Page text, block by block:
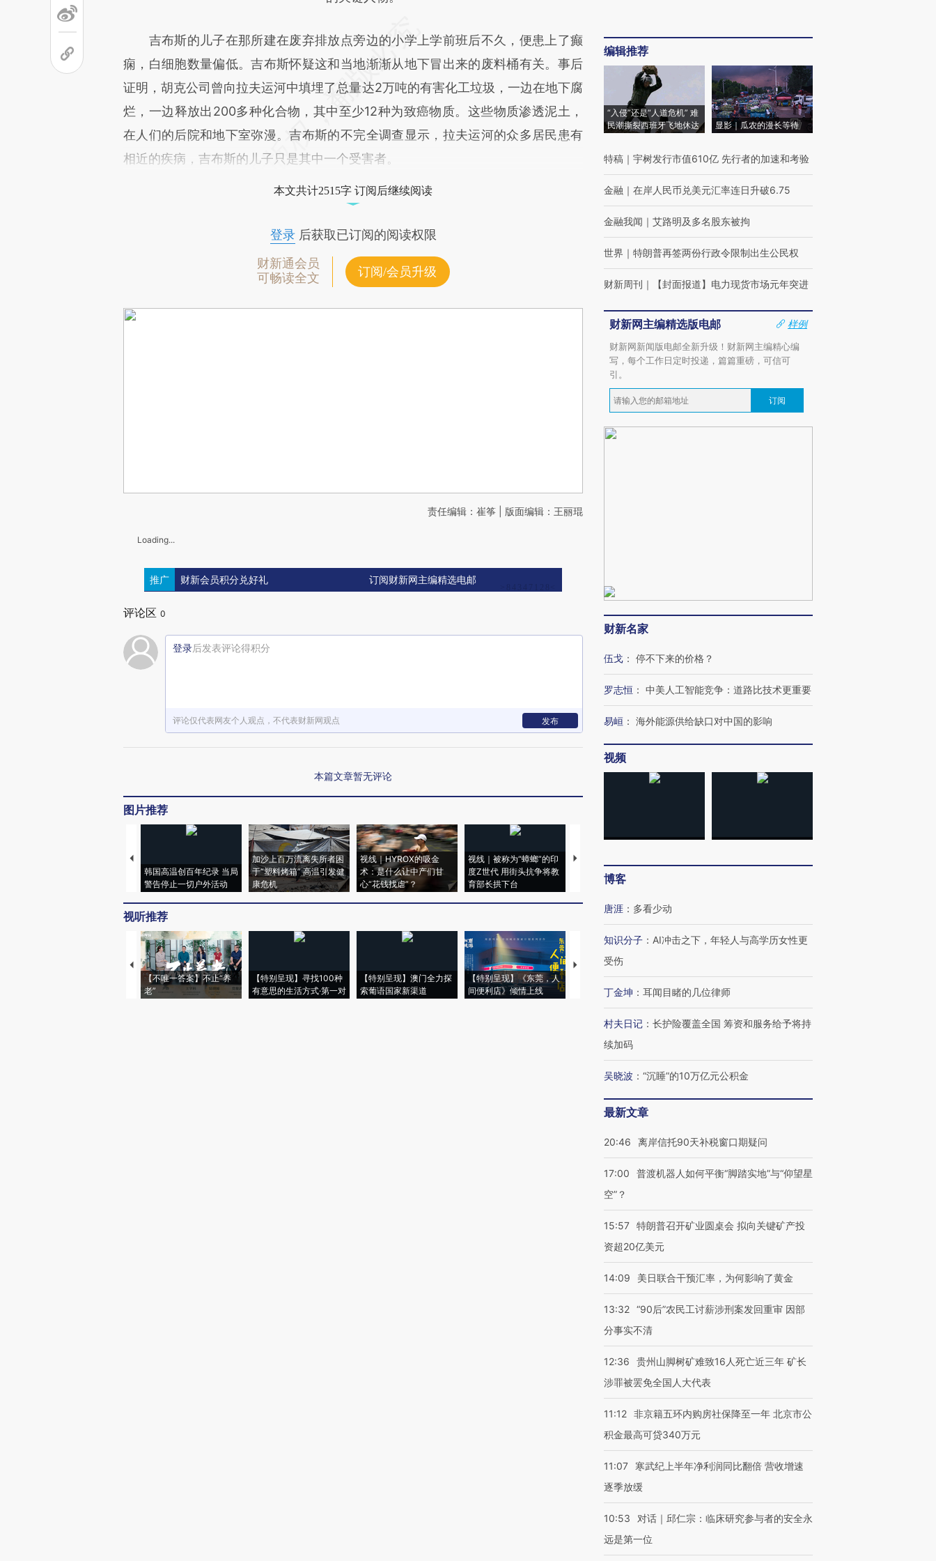
吉布斯的儿子在那所建在废弃排放点旁边的小学上学前班后不久，便患上了癫
痫，白细胞数量偏低。吉布斯怀疑这和当地渐渐从地下冒出来的废料桶有关。事后
证明，胡克公司曾向拉夫运河中填埋了总量达2万吨的有害化工垃圾，一边在地下腐
烂，一边释放出200多种化合物，其中至少12种为致癌物质。这些物质渗透泥土，
在人们的后院和地下室弥漫。吉布斯的不完全调查显示，拉夫运河的众多居民患有
相近的疾病，吉布斯的儿子只是其中一个受害者。
本文共计2515字 订阅后继续阅读
登录后获取已订阅的阅读权限
财新通会员
可畅读全文
订阅/会员升级
责任编辑：崔筝 | 版面编辑：王丽琨
Loading...
推广 财新会员积分兑好礼 订阅财新网主编精选电邮
评论区 0
登录后发表评论得积分
评论仅代表网友个人观点，不代表财新网观点 发布
本篇文章暂无评论
图片推荐
韩国高温创百年纪录 当局
警告停止一切户外活动
加沙上百万流离失所者困
于“塑料烤箱” 高温引发健
康危机
视线｜HYROX的吸金
术：是什么让中产们甘
心“花钱找虐”？
视线｜被称为“蟑螂”的印
度Z世代 用街头抗争将教
育部长拱下台
视线｜“入侵”还是“人道危
机”？难民潮撕裂西班牙
飞地休达
视听推荐
【不唯一答案】不止“养
老”
【特别呈现】寻找100种
有意思的生活方式·第一对
【特别呈现】澳门全力探
索葡语国家新渠道
【特别呈现】《东莞，人
间便利店》倾情上线
【推广】走进第四届链博
会，让数智科技“链”接产
【特别呈现】寻找100种
有意思的生活方式·第三对
CFO：不靠规模取胜，华
编辑推荐
“入侵”还是“人道危机” 难
民潮撕裂西班牙飞地休达
显影｜瓜农的漫长等待
特稿 ｜ 宇树发行市值610亿 先行者的加速和考验
金融 ｜ 在岸人民币兑美元汇率连日升破6.75
金融我闻 ｜ 艾路明及多名股东被拘
世界 ｜ 特朗普再签两份行政令限制出生公民权
财新周刊 ｜ 【封面报道】电力现货市场元年突进
财新网主编精选版电邮
样例
财新网新闻版电邮全新升级！财新网主编精心编
写，每个工作日定时投递，篇篇重磅，可信可
引。
订阅
财新名家
伍戈 ： 停不下来的价格？
罗志恒 ： 中美人工智能竞争：道路比技术更重要
易峘 ： 海外能源供给缺口对中国的影响
视频
博客
唐涯 ： 多看少动
知识分子 ： AI冲击之下，年轻人与高学历女性更
受伤
丁金坤 ： 耳闻目睹的几位律师
村夫日记 ： 长护险覆盖全国 筹资和服务给予将持
续加码
吴晓波 ： “沉睡”的10万亿元公积金
最新文章
20:46 离岸信托90天补税窗口期疑问
17:00
普渡机器人如何平衡“脚踏实地”与“仰望星
空”？
15:57 特朗普召开矿业圆桌会 拟向关键矿产投
资超20亿美元
14:09 美日联合干预汇率，为何影响了黄金
13:32 “90后”农民工讨薪涉刑案发回重审 因部
分事实不清
12:36
贵州山脚树矿难致16人死亡近三年 矿长
涉罪被罢免全国人大代表
11:12 非京籍五环内购房社保降至一年 北京市公
积金最高可贷340万元
11:07
寒武纪上半年净利润同比翻倍 营收增速
逐季放缓
10:53
对话｜邱仁宗：临床研究参与者的安全永
远是第一位